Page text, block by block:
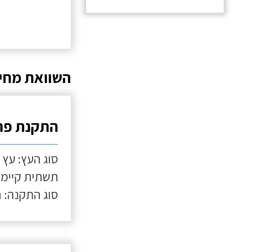
השוואת
התקנת
סוג העץ: עץ
תשתית
סוג